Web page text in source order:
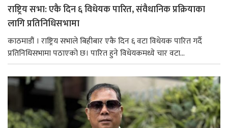
राष्ट्रिय सभा: एकै दिन ६ विधेयक पारित, संवैधानिक प्रक्रियाका
लागि प्रतिनिधिसभामा
काठमाडौं । राष्ट्रिय सभाले बिहीबार एकै दिन ६ वटा विधेयक पारित गर्दै
प्रतिनिधिसभामा पठाएको छ। पारित हुने विधेयकमध्ये चार वटा...